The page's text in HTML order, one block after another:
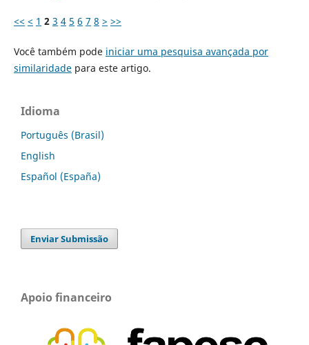
<< < 1 2 3 4 5 6 7 8 > >>
Você também pode iniciar uma pesquisa avançada por
similaridadepara este artigo.
Idioma
Português (Brasil)
English
Español (España)
Enviar Submissão
Apoio financeiro